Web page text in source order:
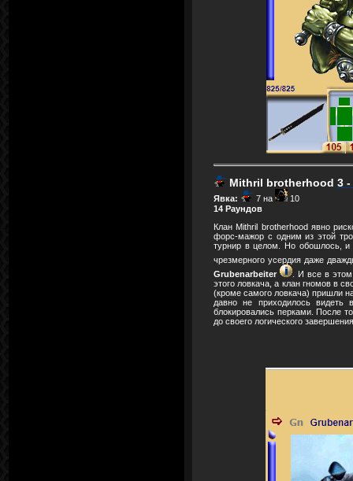
Mithril brotherhood 3 -
Явка: 7 на
10
14 Раундов
Клан Mithril brotherhood явно
форс-мажор с одним из этой
турнир в целом. Но обошлось, и
чрезмерного усердия даже
Grubenarbeiter
. И все в
этого ловкача, а клан гномов в
(кроме самого ловкача) пришли
давно не приходилось
блокировались перками. После
до своего логического